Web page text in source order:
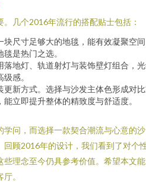
几个2016年流行的搭配贴士包括：
块尺寸足够大的地毯，能有效凝聚空
是热门之选。
落地灯、轨道射灯与装饰壁灯组合，
感。
更新方式。选择与沙发主体色形成对
立即提升整体的精致度与舒适度。
问，而选择一款契合潮流与心意的沙
顾2016年的设计，我们看到了对个
理念至今仍具参考价值。希望本文
。